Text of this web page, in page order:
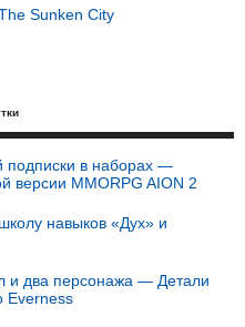
Sunken City
подписки в наборах —
версии MMORPG AION 2
навыков «Дух» и
и два персонажа — Детали
Everness